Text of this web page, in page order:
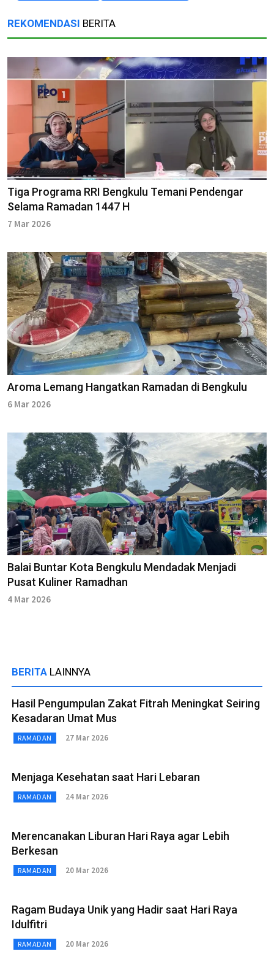
REKOMENDASI BERITA
Tiga Programa RRI Bengkulu Temani Pendengar
Selama Ramadan 1447 H
7 Mar 2026
Aroma Lemang Hangatkan Ramadan di Bengkulu
6 Mar 2026
Balai Buntar Kota Bengkulu Mendadak Menjadi
Pusat Kuliner Ramadhan
4 Mar 2026
BERITA LAINNYA
Hasil Pengumpulan Zakat Fitrah Meningkat Seiring
Kesadaran Umat Mus
RAMADAN 27 Mar 2026
Menjaga Kesehatan saat Hari Lebaran
RAMADAN 24 Mar 2026
Merencanakan Liburan Hari Raya agar Lebih
Berkesan
RAMADAN 20 Mar 2026
Ragam Budaya Unik yang Hadir saat Hari Raya
Idulfitri
RAMADAN 20 Mar 2026